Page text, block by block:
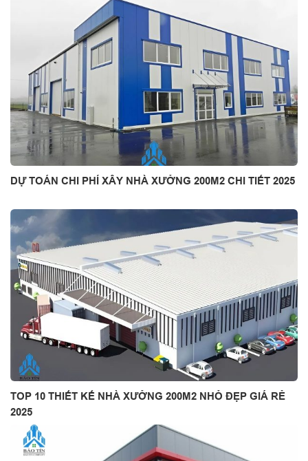
DỰ TOÁN CHI PHÍ XÂY NHÀ XƯỞNG 200M2 CHI TIẾT 2025
TOP 10 THIẾT KẾ NHÀ XƯỞNG 200M2 NHỎ ĐẸP GIÁ RẺ
2025